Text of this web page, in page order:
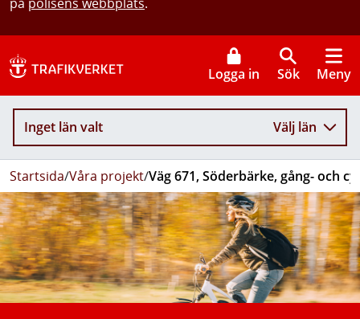
Logga in Sök Meny
Inget län valt Välj län
Startsida/Våra projekt/Väg 671, Söderbärke, gång- och